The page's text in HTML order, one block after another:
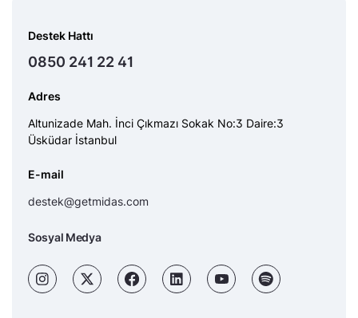
Destek Hattı
0850 241 22 41
Adres
Altunizade Mah. İnci Çıkmazı Sokak No:3 Daire:3
Üsküdar İstanbul
E-mail
destek@getmidas.com
Sosyal Medya